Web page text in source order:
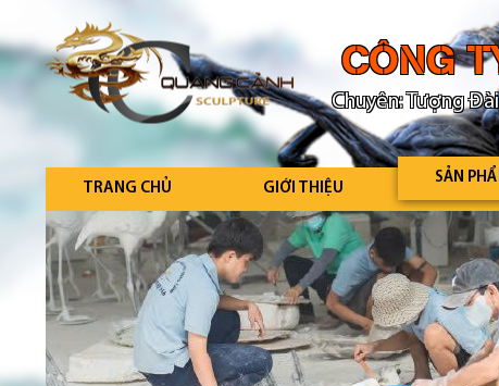
CÔNG
Chuyên: Tượng
TRANG CHỦ GIỚI THIỆU
SẢN